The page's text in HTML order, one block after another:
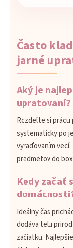
Často
jarné
Aký je
upratovaní?
Rozdeľte si prácu
systematicky po
vyraďovaním
predmetov do
Kedy začať
Ideálny čas
dodáva telu
začiatku.